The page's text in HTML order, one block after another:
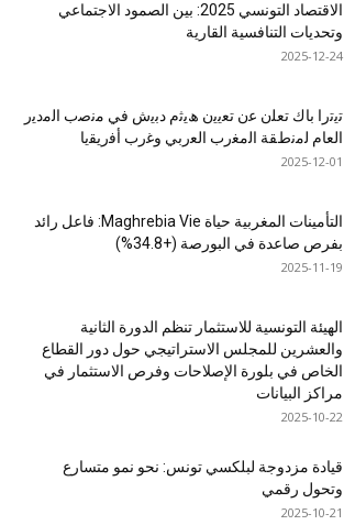
الاقتصاد التونسي 2025: بين الصمود الاجتماعي
وتحديات التنافسية القارية
2025-12-24
ﺗﯾﺗرا ﺑﺎك ﺗﻌﻠن ﻋن ﺗﻌﯾﯾن ھﯾﺛم دﺑﯾش ﻓﻲ ﻣﻧﺻب اﻟﻣدﯾر
اﻟﻌﺎم ﻟﻣﻧطﻘﺔ اﻟﻣﻐرب اﻟﻌرﺑﻲ وﻏرب أﻓرﯾﻘﯾﺎ
2025-12-01
التأمينات المغربية حياة Maghrebia Vie: فاعل رائد
بفرص صاعدة في البورصة (+34.8%)
2025-11-19
الهيئة التونسية للاستثمار تنظم الدورة الثانية
والعشرين للمجلس الاستراتيجي حول دور القطاع
الخاص في بلورة الإصلاحات وفرص الاستثمار في
مراكز البيانات
2025-10-22
قيادة مزدوجة لبلكسي تونس: نحو نمو متسارع
وتحول رقمي
2025-10-21